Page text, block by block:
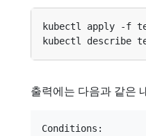
출력에는 다음과 같은
Conditions: